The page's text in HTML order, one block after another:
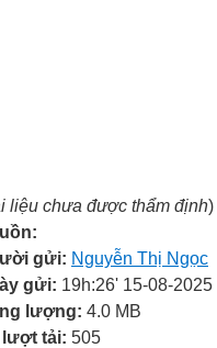
liệu chưa được thẩm định)
gửi: Nguyễn Thị Ngọc
gửi: 19h:26' 15-08-2025
lượng: 4.0 MB
lượt tải: 505